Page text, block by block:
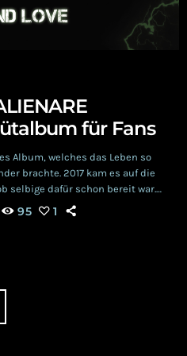
für Fans
Album, welches das Leben so
brachte. 2017 kam es auf die
selbige dafür schon bereit war.
der Band ALIENARE. Ein Act,
auch Jahre später noch. Die
95 1